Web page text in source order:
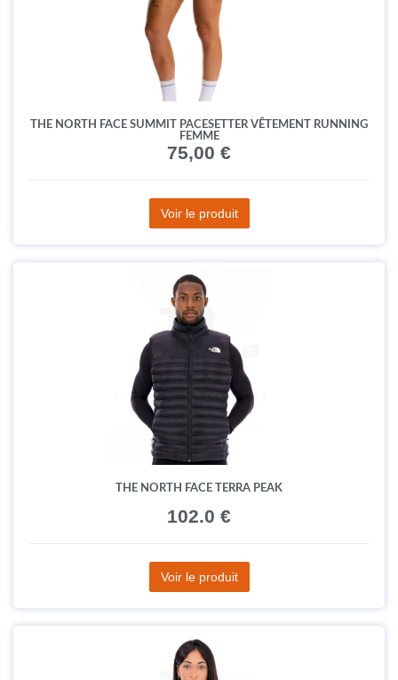
THE NORTH FACE SUMMIT PACESETTER VÊTEMENT RUNNING
FEMME
75,00 €
Voir le produit
THE NORTH FACE TERRA PEAK
102.0 €
Voir le produit